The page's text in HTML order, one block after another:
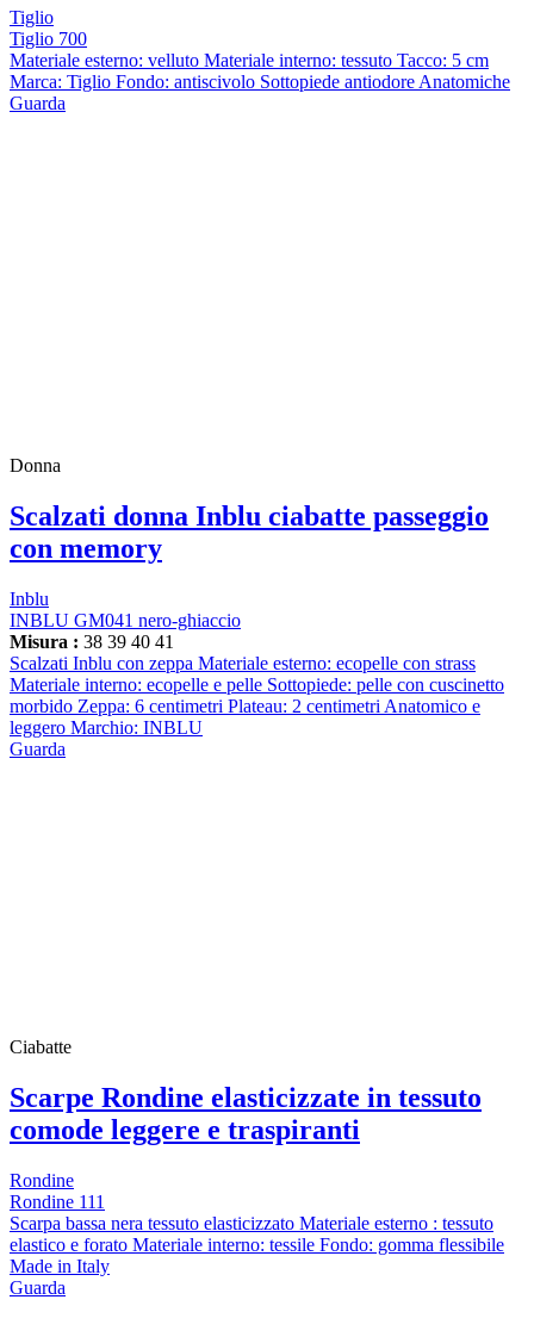
Tiglio
Tiglio 700
Materiale esterno: velluto Materiale interno: tessuto Tacco: 5 cm
Marca: Tiglio Fondo: antiscivolo Sottopiede antiodore Anatomiche
Guarda
Donna
Scalzati donna Inblu ciabatte passeggio
con memory
Inblu
INBLU GM041 nero-ghiaccio
Misura : 38 39 40 41
Scalzati Inblu con zeppa Materiale esterno: ecopelle con strass
Materiale interno: ecopelle e pelle Sottopiede: pelle con cuscinetto
morbido Zeppa: 6 centimetri Plateau: 2 centimetri Anatomico e
leggero Marchio: INBLU
Guarda
Ciabatte
Scarpe Rondine elasticizzate in tessuto
comode leggere e traspiranti
Rondine
Rondine 111
Scarpa bassa nera tessuto elasticizzato Materiale esterno : tessuto
elastico e forato Materiale interno: tessile Fondo: gomma flessibile
Made in Italy
Guarda